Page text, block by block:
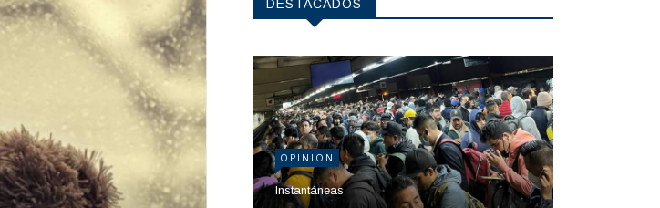
DESTACADOS
OPINION
Instantáneas